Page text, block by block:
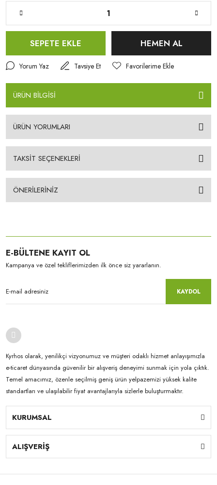
SEPETE EKLE HEMEN AL
Yorum Yaz Tavsiye Et
ÜRÜN BİLGİSİ
ÜRÜN YORUMLARI
TAKSİT SEÇENEKLERİ
ÖNERİLERİNİZ
E-BÜLTENE KAYIT OL
Kampanya ve özel tekliflerimizden ilk önce siz yararlanın.
KAYDOL
Kyrhos olarak, yenilikçi vizyonumuz ve müşteri odaklı hizmet anlayışımızla
e-ticaret dünyasında güvenilir bir alışveriş deneyimi sunmak için yola çıktık.
Temel amacımız, özenle seçilmiş geniş ürün yelpazemizi yüksek kalite
standartları ve ulaşılabilir fiyat avantajlarıyla sizlerle buluşturmaktır.
KURUMSAL
ALIŞVERİŞ